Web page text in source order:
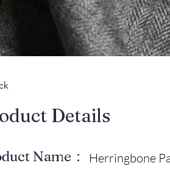
Details
Name： Herringbone